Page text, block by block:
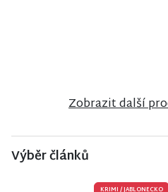
Zobrazit další
Výběr článků